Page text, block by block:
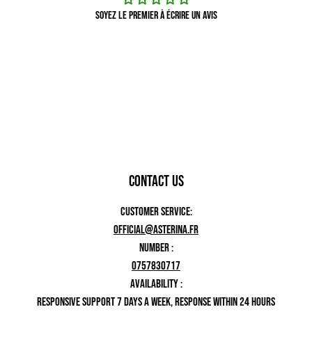
Soyez le premier à écrire un avis
contact us
Customer service:
official@asterina.fr
number :
0757830717
Availability :
Responsive support 7 days a week, response within 24 hours